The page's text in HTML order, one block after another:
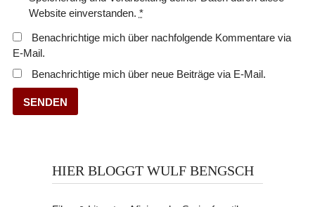
Website einverstanden. *
Benachrichtige mich über nachfolgende Kommentare via
E-Mail.
Benachrichtige mich über neue Beiträge via E-Mail.
HIER BLOGGT WULF BENGSCH